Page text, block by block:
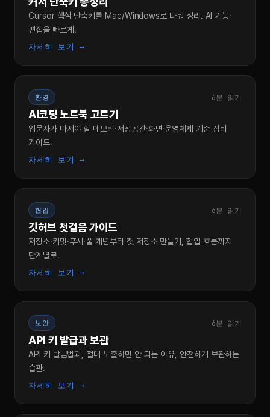
Cursor 핵심 단축키를 Mac/Windows로 나눠 정리. AI 기능·
편집을 빠르게.
자세히 보기 →
환경 6분 읽기
AI코딩 노트북 고르기
입문자가 따져야 할 메모리·저장공간·화면·운영체제 기준 장비
가이드.
자세히 보기 →
협업 6분 읽기
깃허브 첫걸음 가이드
저장소·커밋·푸시·풀 개념부터 첫 저장소 만들기, 협업 흐름까지
단계별로.
자세히 보기 →
보안 6분 읽기
API 키 발급과 보관
API 키 발급법과, 절대 노출하면 안 되는 이유, 안전하게 보관하는
습관.
자세히 보기 →